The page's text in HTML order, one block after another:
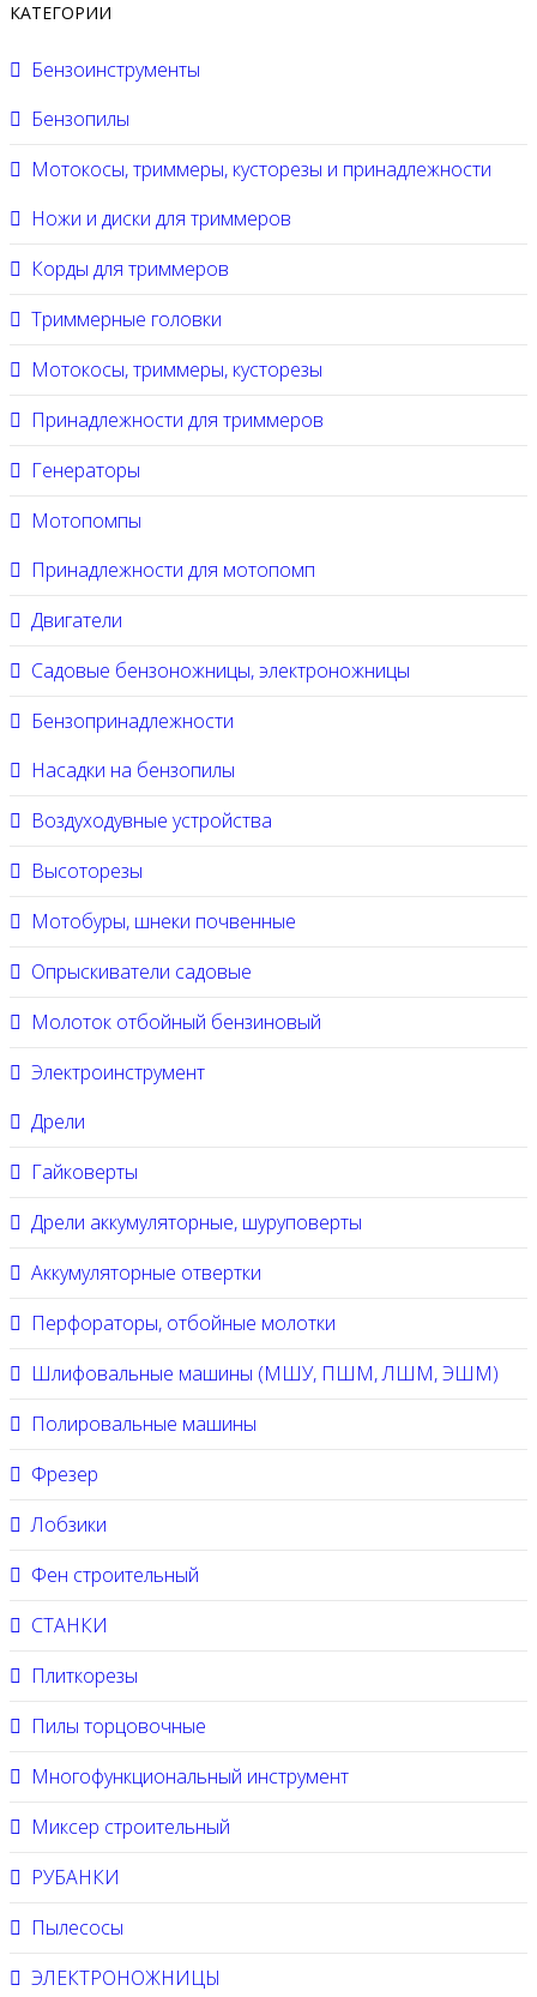
КАТЕГОРИИ
Бензоинструменты
Бензопилы
Мотокосы, триммеры, кусторезы и принадлежности
Ножи и диски для триммеров
Корды для триммеров
Триммерные головки
Мотокосы, триммеры, кусторезы
Принадлежности для триммеров
Генераторы
Мотопомпы
Принадлежности для мотопомп
Двигатели
Садовые бензоножницы, электроножницы
Бензопринадлежности
Насадки на бензопилы
Воздуходувные устройства
Высоторезы
Мотобуры, шнеки почвенные
Опрыскиватели садовые
Молоток отбойный бензиновый
Электроинструмент
Дрели
Гайковерты
Дрели аккумуляторные, шуруповерты
Аккумуляторные отвертки
Перфораторы, отбойные молотки
Шлифовальные машины (МШУ, ПШМ, ЛШМ, ЭШМ)
Полировальные машины
Фрезер
Лобзики
Фен строительный
СТАНКИ
Плиткорезы
Пилы торцовочные
Многофункциональный инструмент
Миксер строительный
РУБАНКИ
Пылесосы
ЭЛЕКТРОНОЖНИЦЫ